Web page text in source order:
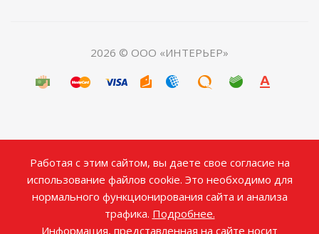
2026 © ООО «ИНТЕРЬЕР»
Работая с этим сайтом, вы даете свое согласие на
использование файлов cookie. Это необходимо для
нормального функционирования сайта и анализа
трафика. Подробнее.
Информация, представленная на сайте носит